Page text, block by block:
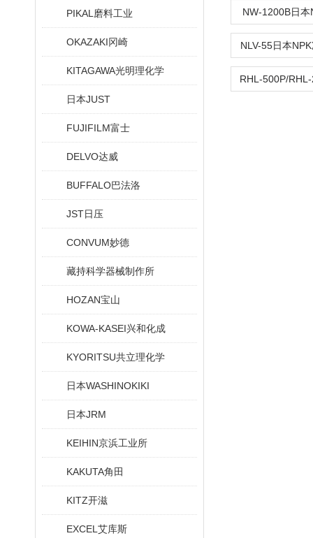
PIKAL磨料工业
OKAZAKI冈崎
KITAGAWA光明理化学
日本JUST
FUJIFILM富士
DELVO达威
BUFFALO巴法洛
JST日压
CONVUM妙德
藏持科学器械制作所
HOZAN宝山
KOWA-KASEI兴和化成
KYORITSU共立理化学
日本WASHINOKIKI
日本JRM
KEIHIN京浜工业所
KAKUTA角田
KITZ开滋
EXCEL艾库斯
NW-1200B日本
NLV-55日本